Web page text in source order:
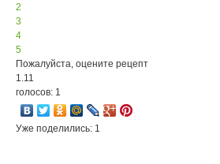
2
3
4
5
Пожалуйста, оцените рецепт
1.11
голосов: 1
Уже поделились: 1